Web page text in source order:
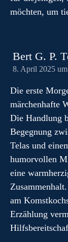
möchten, um
Bert G. P.
8. April 2025
Die erste
märchenhafte
Die Handlung
Begegnung
Telas und
humorvollen
eine
am
Erzählung